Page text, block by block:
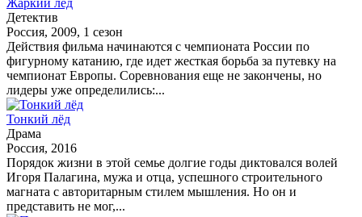
Детектив
Россия, 2009, 1 сезон
Действия фильма начинаются с чемпионата России по
фигурному катанию, где идет жесткая борьба за путевку на
чемпионат Европы. Соревнования еще не закончены, но
лидеры уже определились:...
Тонкий лёд
Драма
Россия, 2016
Порядок жизни в этой семье долгие годы диктовался волей
Игоря Палагина, мужа и отца, успешного строительного
магната с авторитарным стилем мышления. Но он и
представить не мог,...